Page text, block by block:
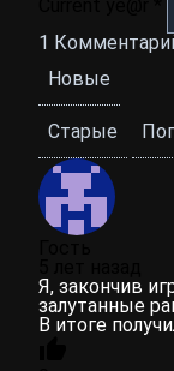
1
Новые
Старые
Я, закончив
залутанные
В итоге